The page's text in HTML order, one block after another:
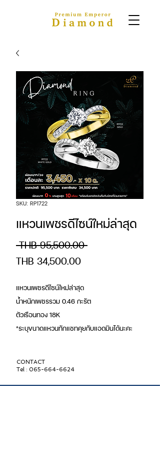
SKU: RP1722
แหวนเพชรดีไซน์ใหม่ล่าสุด
THB 95,500.00 Regular
THB 34,500.00Sale
แหวนเพชรดีไซน์ใหม่ล่าสุด
น้ำหนักเพชรรวม 0.46 กะรัต
ตัวเรือนทอง 18K
*ระบุขนาดแหวนทักแชทคุยกับแอดมินได้นะคะ
CONTACT
Tel : 065-664-6624